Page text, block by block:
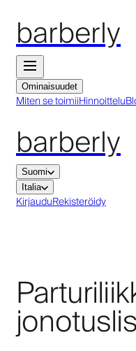
barberly
Ominaisuudet
Miten se toimiiHinnoittelu
barberly
Suomi
Italia
KirjauduRekisteröidy